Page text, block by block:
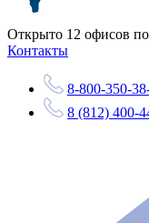
Открыто 12 офисов по
Контакты
8-800-350-
8 (812) 400-